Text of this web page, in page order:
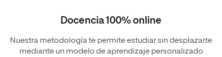
Docencia 100% online
Nuestra metodología te permite estudiar sin desplazarte
mediante un modelo de aprendizaje personalizado